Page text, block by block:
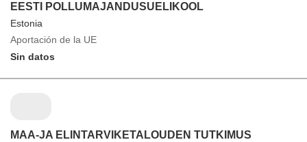
EESTI POLLUMAJANDUSUELIKOOL
Estonia
Aportación de la UE
Sin datos
MAA-JA ELINTARVIKETALOUDEN TUTKIMUS